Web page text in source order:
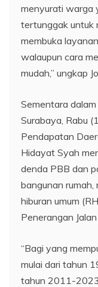
menyurati warga
tertunggak untuk
membuka
walaupun cara
mudah,” ungkap
Sementara
Surabaya, Rabu
Pendapatan
Hidayat Syah
denda PBB dan
bangunan rumah,
hiburan umum
Penerangan
“Bagi yang
mulai dari tahun
tahun 2011-